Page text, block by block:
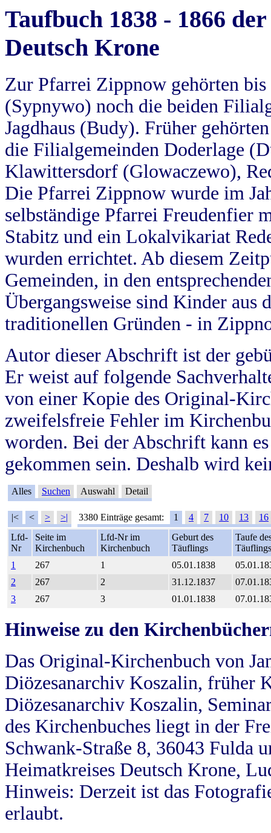
Taufbuch 1838 - 1866
Deutsch Krone
Zur Pfarrei Zippnow gehörten
(Sypnywo) noch die beiden
Jagdhaus (Budy). Früher
die Filialgemeinden Doderlage
Klawittersdorf (Glowaczewo),
Die Pfarrei Zippnow wurde im
selbständige Pfarrei Freudenfier
Stabitz und ein Lokalvikariat
wurden errichtet. Ab diesem
Gemeinden, in den
Übergangsweise sind Kinder aus
traditionellen Gründen - in
Autor dieser Abschrift ist der
Er weist auf folgende
von einer Kopie des Original-
zweifelsfreie Fehler im
worden. Bei der Abschrift kann
gekommen sein. Deshalb wird
Alles Suchen Auswahl Detail
|< < > >| 3380 Einträge gesamt: 1 4 7 10 13
16
Lfd-
Nr
Seite im
Kirchenbuch
Lfd-Nr im
Kirchenbuch
Geburt des
Täuflings
Taufe
Täuflings
1
267 1 05.01.1838
2
267 2 31.12.1837
3
267 3 01.01.1838
Hinweise zu den
Das Original-Kirchenbuch von
Diözesanarchiv Koszalin, früher
Diözesanarchiv Koszalin,
des Kirchenbuches liegt in der
Schwank-Straße 8, 36043 Fulda
Heimatkreises Deutsch Krone,
Hinweis: Derzeit ist das
erlaubt.